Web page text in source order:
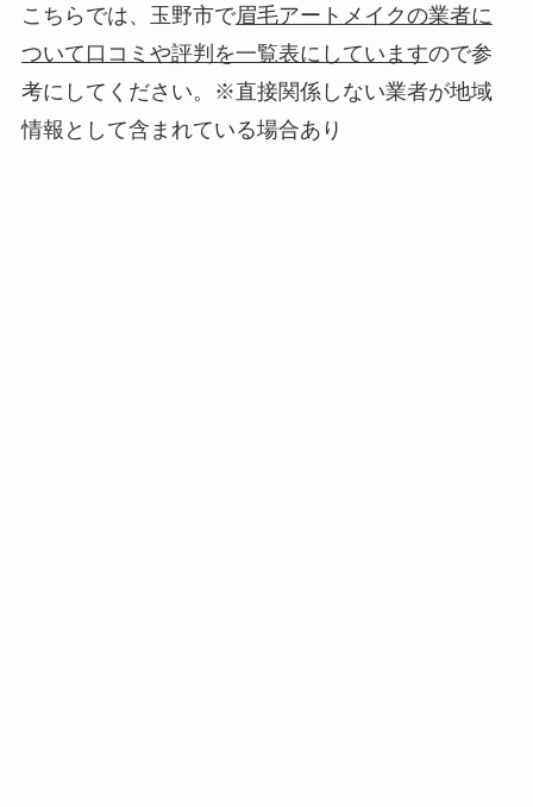
こちらでは、玉野市で眉毛アートメイクの業者に
ついて口コミや評判を一覧表にしていますので参
考にしてください。※直接関係しない業者が地域
情報として含まれている場合あり